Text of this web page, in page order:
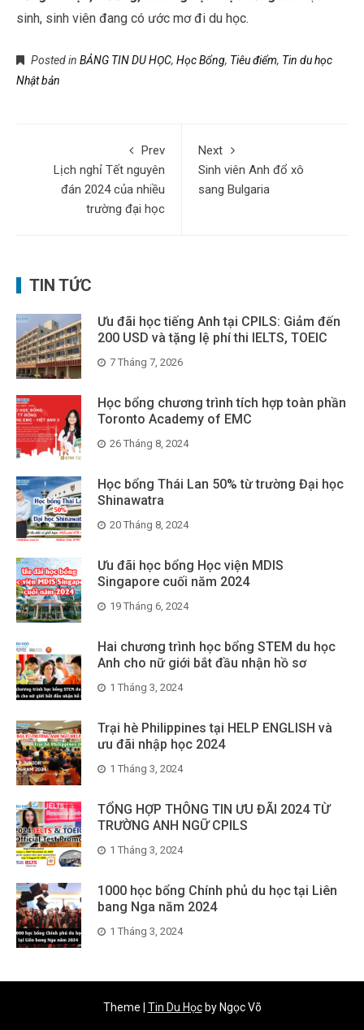
sinh, sinh viên đang có ước mơ đi du học.
Posted in BẢNG TIN DU HỌC, Học Bổng, Tiêu điểm, Tin du học
Nhật bản
Prev
Lịch nghỉ Tết nguyên
đán 2024 của nhiều
trường đại học
Next
Sinh viên Anh đổ xô
sang Bulgaria
TIN TỨC
Ưu đãi học tiếng Anh tại CPILS: Giảm đến
200 USD và tặng lệ phí thi IELTS, TOEIC
7 Tháng 7, 2026
Học bổng chương trình tích hợp toàn phần
Toronto Academy of EMC
26 Tháng 8, 2024
Học bổng Thái Lan 50% từ trường Đại học
Shinawatra
20 Tháng 8, 2024
Ưu đãi học bổng Học viện MDIS
Singapore cuối năm 2024
19 Tháng 6, 2024
Hai chương trình học bổng STEM du học
Anh cho nữ giới bắt đầu nhận hồ sơ
1 Tháng 3, 2024
Trại hè Philippines tại HELP ENGLISH và
ưu đãi nhập học 2024
1 Tháng 3, 2024
TỔNG HỢP THÔNG TIN ƯU ĐÃI 2024 TỪ
TRƯỜNG ANH NGỮ CPILS
1 Tháng 3, 2024
1000 học bổng Chính phủ du học tại Liên
bang Nga năm 2024
1 Tháng 3, 2024
Theme Tin Du Họcby Ngọc Võ